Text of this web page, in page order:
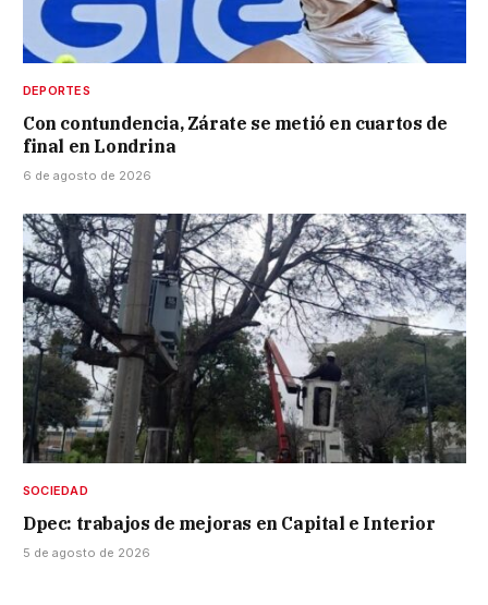
DEPORTES
Con contundencia, Zárate se metió en cuartos de
final en Londrina
6 de agosto de 2026
SOCIEDAD
Dpec: trabajos de mejoras en Capital e Interior
5 de agosto de 2026